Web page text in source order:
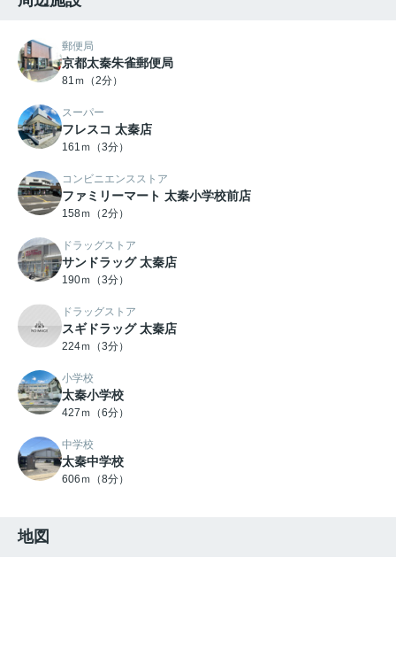
郵便局
京都太秦朱雀郵便局
81ｍ（2分）
スーパー
フレスコ 太秦店
161ｍ（3分）
コンビニエンスストア
ファミリーマート 太秦小学校前店
158ｍ（2分）
ドラッグストア
サンドラッグ 太秦店
190ｍ（3分）
ドラッグストア
スギドラッグ 太秦店
224ｍ（3分）
小学校
太秦小学校
427ｍ（6分）
中学校
太秦中学校
606ｍ（8分）
地図